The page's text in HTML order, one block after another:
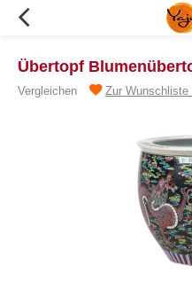
Übertopf
Vergleichen Zur Wunschliste